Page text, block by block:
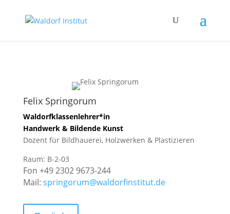
Felix Springorum
Waldorfklassenlehrer*in
Handwerk & Bildende Kunst
Dozent für Bildhauerei, Holzwerken & Plastizieren
Raum: B-2-03
Fon +49 2302 9673-244
Mail: springorum@waldorfinstitut.de